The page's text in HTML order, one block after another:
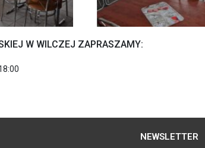
W WILCZEJ ZAPRASZAMY:
NEWSLETTER